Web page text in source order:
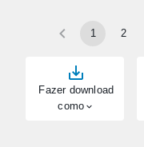
Fazer download
como
1 2